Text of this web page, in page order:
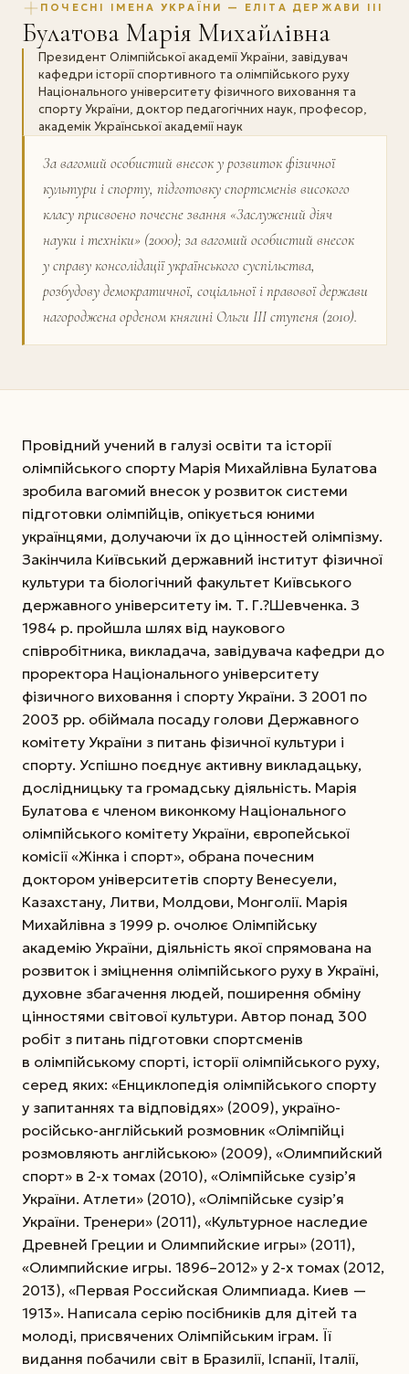
ПОЧЕСНІ ІМЕНА УКРАЇНИ — ЕЛІТА ДЕРЖАВИ III
Булатова Марія Михайлівна
Президент Олімпійської академії України, завідувач
кафедри історії спортивного та олімпійського руху
Національного університету фізичного виховання та
спорту України, доктор педагогічних наук, професор,
академік Української академії наук
За вагомий особистий внесок у розвиток фізичної
культури і спорту, підготовку спортсменів високого
класу присвоєно почесне звання «Заслужений діяч
науки і техніки» (2000); за вагомий особистий внесок
у справу консолідації українського суспільства,
розбудову демократичної, соціальної і правової держави
нагороджена орденом княгині Ольги III ступеня (2010).
Провідний учений в галузі освіти та історії
олімпійського спорту Марія Михайлівна Булатова
зробила вагомий внесок у розвиток системи
підготовки олімпійців, опікується юними
українцями, долучаючи їх до цінностей олімпізму.
Закінчила Київський державний інститут фізичної
культури та біологічний факультет Київського
державного університету ім. Т. Г.?Шевченка. З
1984 р. пройшла шлях від наукового
співробітника, викладача, завідувача кафедри до
проректора Національного університету
фізичного виховання і спорту Украї­ни. З 2001 по
2003 рр. обіймала посаду голови Державного
комітету України з питань фізичної культури і
спорту. Успішно поєднує активну викладацьку,
дослідницьку та громадську діяльність. Марія
Булатова є членом виконкому Національного
олімпійського комітету України, європейської
комісії «Жінка і спорт», обрана почесним
доктором університетів спорту Венесуели,
Казахстану, Литви, Молдови, Монголії. Марія
Михайлівна з 1999 р. очолює Олімпійську
академію України, діяльність якої спрямована на
розвиток і зміцнення олімпійського руху в Україні,
духовне збагачення людей, поширення обміну
цінностями світової культури. Автор понад 300
робіт з питань підготовки спортсменів
в олімпійському спорті, історії олімпійського руху,
серед яких: «Енциклопедія олімпійського спорту
у запитаннях та відпові­дях» (2009), україно-
російсько-англійський розмовник «Олімпійці
розмовляють англійською» (2009), «Олимпийский
спорт» в 2-х томах (2010), «Олімпійське сузір’я
України. Атлети» (2010), «Олімпійське сузір’я
України. Тренери» (2011), «Культурное наследие
Древней Греции и Олимпийские игры» (2011),
«Олимпийские игры. 1896–2012» у 2-х томах (2012,
2013), «Первая Российская Олимпиада. Киев —
1913». Написала серію посібників для дітей та
молоді, присвячених Олімпійським іграм. Її
видання побачили світ в Бразилії, Іспанії, Італії,